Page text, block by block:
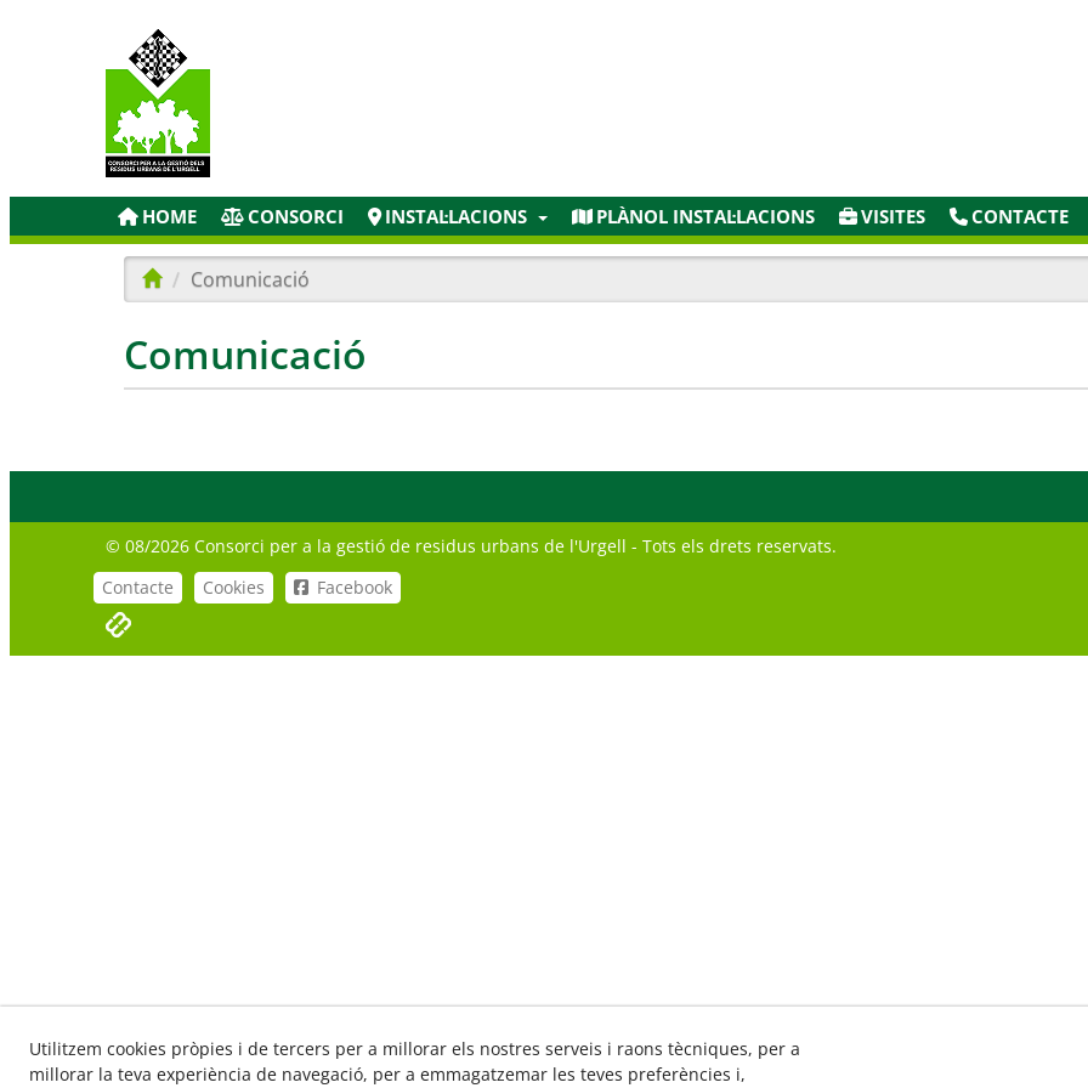
HOME CONSORCI INSTAL·LACIONS PLÀNOL INSTAL·LACIONS VISITES CONTACTE
Comunicació
Comunicació
© 08/2026 Consorci per a la gestió de residus urbans de l'Urgell - Tots els drets reservats.
Contacte
Cookies Facebook
Utilitzem cookies pròpies i de tercers per a millorar els nostres serveis i raons tècniques, per a
millorar la teva experiència de navegació, per a emmagatzemar les teves preferències i,